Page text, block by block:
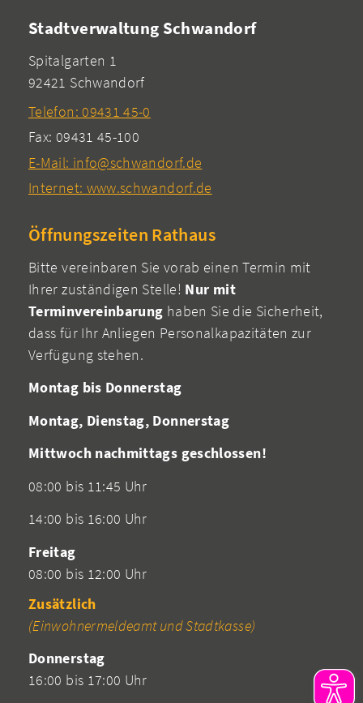
Stadtverwaltung Schwandorf
Spitalgarten 1
92421 Schwandorf
Telefon: 09431 45-0
Fax: 09431 45-100
E-Mail: info@schwandorf.de
Internet: www.schwandorf.de
Öffnungszeiten Rathaus
Bitte vereinbaren Sie vorab einen Termin mit
Ihrer zuständigen Stelle! Nur mit
Terminvereinbarung haben Sie die Sicherheit,
dass für Ihr Anliegen Personalkapazitäten zur
Verfügung stehen.
Montag bis Donnerstag
Montag, Dienstag, Donnerstag
Mittwoch nachmittags geschlossen!
08:00 bis 11:45 Uhr
14:00 bis 16:00 Uhr
Freitag
08:00 bis 12:00 Uhr
Zusätzlich
(Einwohnermeldeamt und Stadtkasse)
Donnerstag
16:00 bis 17:00 Uhr